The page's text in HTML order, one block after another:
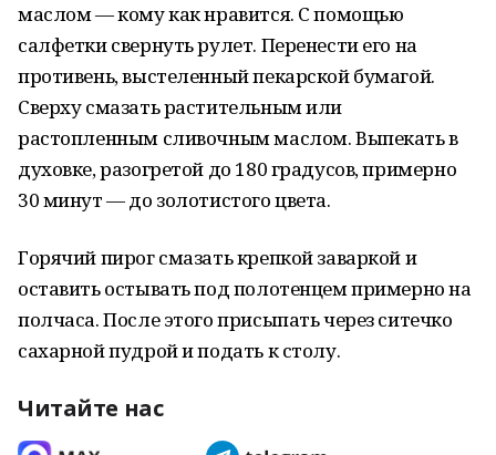
маслом — кому как нравится. С помощью
салфетки свернуть рулет. Перенести его на
противень, выстеленный пекарской бумагой.
Сверху смазать растительным или
растопленным сливочным маслом. Выпекать в
духовке, разогретой до 180 градусов, примерно
30 минут — до золотистого цвета.
Горячий пирог смазать крепкой заваркой и
оставить остывать под полотенцем примерно на
полчаса. После этого присыпать через ситечко
сахарной пудрой и подать к столу.
Читайте нас